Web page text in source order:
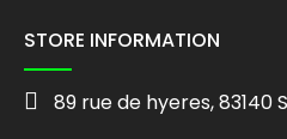
STORE INFORMATION
89 rue de hyeres,